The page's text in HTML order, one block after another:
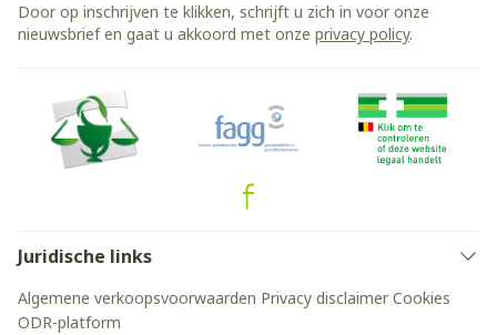
Door op inschrijven te klikken, schrijft u zich in voor onze
nieuwsbrief en gaat u akkoord met onze privacy policy.
Juridische links
Algemene verkoopsvoorwaarden Privacy disclaimer Cookies
ODR-platform